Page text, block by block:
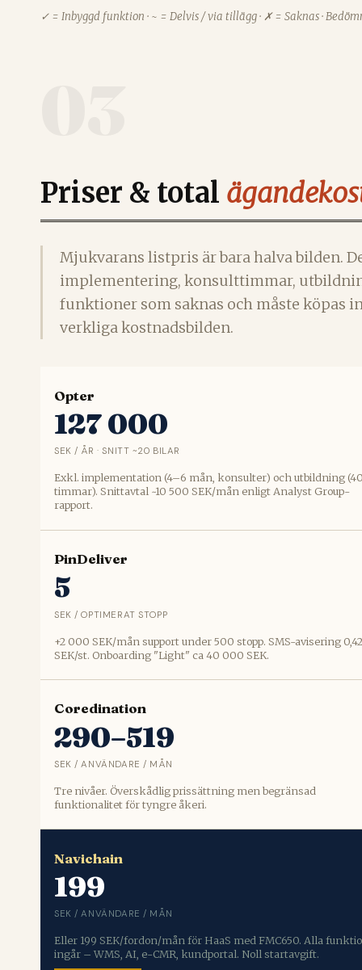
✓ = Inbyggd funktion · ~ = Delvis / via tillägg · ✗ = Saknas ·
Priser & total
Mjukvarans listpris är bara halva bilden.
implementering, konsulttimmar,
funktioner som saknas och måste köpas
verkliga kostnadsbilden.
Opter
127 000
SEK / ÅR · SNITT ~20 BILAR
Exkl. implementation (4–6 mån, konsulter) och utbildning
timmar). Snittavtal ~10 500 SEK/mån enligt Analyst Group-
rapport.
PinDeliver
5
SEK / OPTIMERAT STOPP
+2 000 SEK/mån support under 500 stopp. SMS-avisering 0,42
SEK/st. Onboarding "Light" ca 40 000 SEK.
Coredination
290–519
SEK / ANVÄNDARE / MÅN
Tre nivåer. Överskådlig prissättning men begränsad
funktionalitet för tyngre åkeri.
Navichain
199
SEK / ANVÄNDARE / MÅN
Eller 199 SEK/fordon/mån för HaaS med FMC650. Alla
ingår – WMS, AI, e-CMR, kundportal. Noll startavgift.